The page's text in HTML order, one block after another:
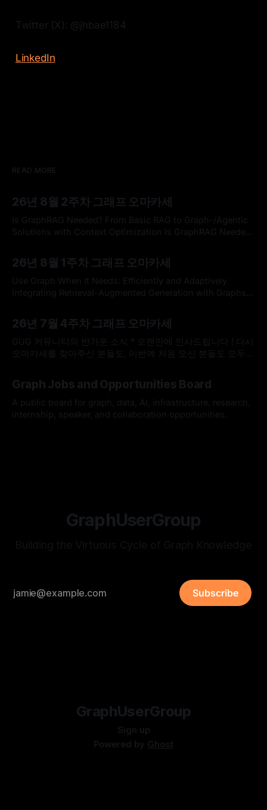
Twitter (X): @jhbae1184
LinkedIn
READ MORE
26년 8월 2주차 그래프 오마카세
Is GraphRAG Needed? From Basic RAG to Graph-/Agentic
Solutions with Context Optimization Is GraphRAG Needed?
OptimizationLong Chen, Ryan Razkenari, Yuxuan Zhou,
Yuan Tian, Rahul Ghosh, Venkatesh Pappakrishnan, Disha
Ahuja, Vidya Sagar Ravipati. Proceedings of the Fifth
Workshop on Generation, Evaluation
26년 8월 1주차 그래프 오마카세
Use Graph When It Needs: Efficiently and Adaptively
Integrating Retrieval-Augmented Generation with Graphs
Integrating Retrieval-Augmented Generation with
GraphsLarge language models (LLMs) often struggle with
knowledge-intensive tasks due to hallucinations and
outdated parametric knowledge. While Retrieval-
26년 7월 4주차 그래프 오마카세
GUG 커뮤니티의 반가운 소식 * 오랜만에 인사드립니다 ! 다시
오마카세를 찾아주신 분들도, 이번에 처음 오신 분들도 모두
Group)에 정말 반가운 소식이 있어서 전해드리고자 합니다.
GUG가 2026 오픈소스 AI·SW 커뮤니티 지원사업에 선정되었
습니다. 7월 25일(토요일)
Graph Jobs and Opportunities Board
A public board for graph, data, AI, infrastructure, research,
internship, speaker, and collaboration opportunities.
GraphUserGroup
Subscribe
GraphUserGroup
Sign up
Powered by Ghost